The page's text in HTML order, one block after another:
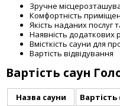
Зручне
Комфортність
Якість наданих послуг
Наявність додаткових
Вмісткість сауни для
Вартість відвідування
Вартість саун
Назва сауни